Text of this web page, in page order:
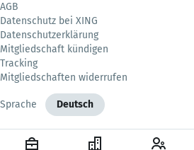
AGB
Datenschutz bei XING
Datenschutzerklärung
Mitgliedschaft kündigen
Tracking
Mitgliedschaften widerrufen
Sprache Deutsch